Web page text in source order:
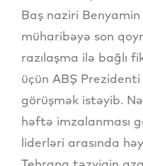
Baş naziri
müharibəyə son
razılaşma ilə bağlı
üçün ABŞ
görüşmək istəyib.
həftə imzalanması
liderləri arasında